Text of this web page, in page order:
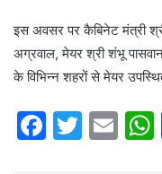
इस अवसर पर कैबिनेट मंत्री
अग्रवाल, मेयर श्री शंभू
के विभिन्न शहरों से मेयर
F
T
E